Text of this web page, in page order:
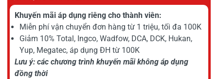
Khuyến mãi áp dụng riêng cho thành viên:
Miễn phí vận chuyển đơn hàng từ 1 triệu, tối đa 100K
Giảm 10% Total, Ingco, Wadfow, DCA, DCK, Hukan,
Yup, Megatec, áp dụng ĐH từ 100K
Lưu ý: các chương trình khuyến mãi không áp dụng
đồng thời